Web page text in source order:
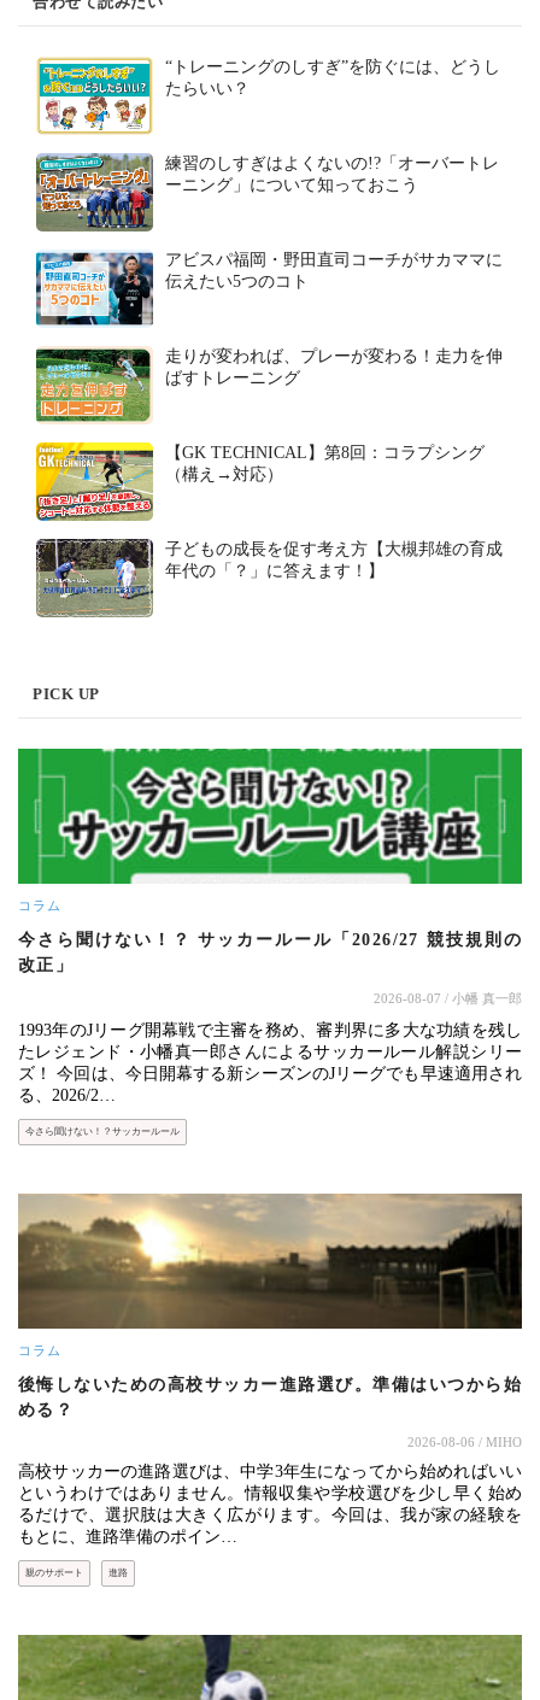
“トレーニングのしすぎ”を防ぐには、どうし
たらいい？
練習のしすぎはよくないの!?「オーバートレ
ーニング」について知っておこう
アビスパ福岡・野田直司コーチがサカママに
伝えたい5つのコト
走りが変われば、プレーが変わる！走力を伸
ばすトレーニング
【GK TECHNICAL】第8回：コラプシング
（構え→対応）
子どもの成長を促す考え方【大槻邦雄の育成
年代の「？」に答えます！】
PICK UP
コラム
今さら聞けない！？ サッカールール「2026/27 競技規則の
改正」
2026-08-07 / 小幡 真一郎
1993年のJリーグ開幕戦で主審を務め、審判界に多大な功績を残し
たレジェンド・小幡真一郎さんによるサッカールール解説シリー
ズ！ 今回は、今日開幕する新シーズンのJリーグでも早速適用され
る、2026/2…
今さら聞けない！？サッカールール
コラム
後悔しないための高校サッカー進路選び。準備はいつから始
める？
2026-08-06 / MIHO
高校サッカーの進路選びは、中学3年生になってから始めればいい
というわけではありません。情報収集や学校選びを少し早く始め
るだけで、選択肢は大きく広がります。今回は、我が家の経験を
もとに、進路準備のポイン…
親のサポート 進路